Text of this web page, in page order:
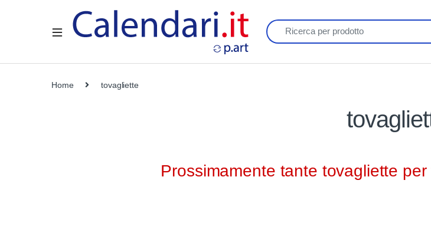
Home tovagliette
Prossimamente tante tovagliette